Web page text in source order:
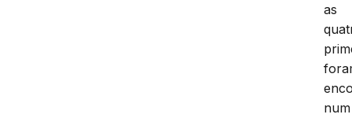
as
num